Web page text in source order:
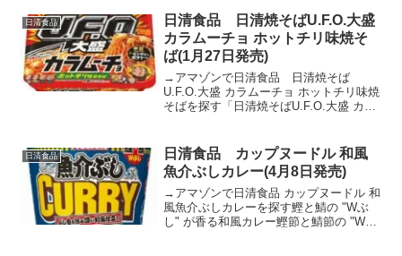
マゾンで「日清食品 カップヌードル...
日清食品
日清食品 日清焼そばU.F.O.大盛
カラムーチョ ホットチリ味焼そ
ば(1月27日発売)
→アマゾンで日清食品 日清焼そば
U.F.O.大盛 カラムーチョ ホットチリ味焼
そばを探す「日清焼そばU.F.O.大盛 カラ
が食欲をそそる "辛旨" な「カラムーチ
ョ」...
日清食品
日清食品 カップヌードル 和風
魚介ぶしカレー(4月8日発売)
→アマゾンで日清食品 カップヌードル 和
風魚介ぶしカレーを探す鰹と鯖の "Wぶ
し" が香る和風カレー鰹節と鯖節の "Wぶ